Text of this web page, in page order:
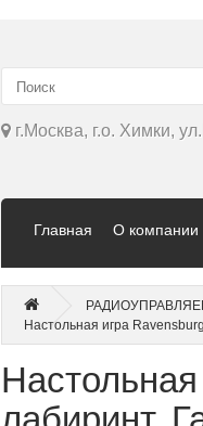
г.Москва, г.о. Химки,
Главная О компании
Настольная игра